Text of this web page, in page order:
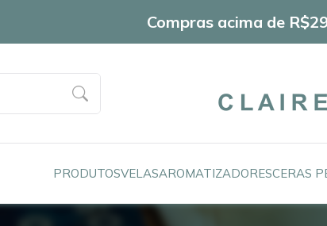
Compras acima de
PRODUTOSVELASAROMATIZADORESCERAS